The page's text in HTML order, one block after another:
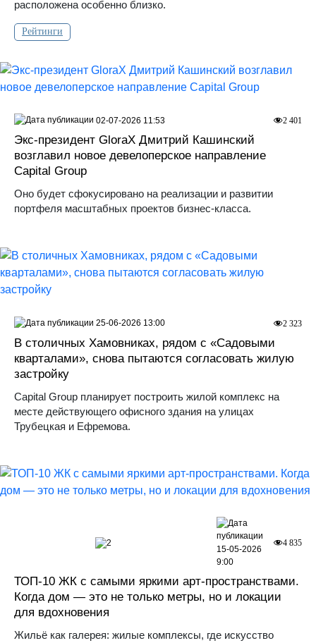
расположена особенно близко.
Рейтинги
Экс-президент GloraX Дмитрий Кашинский
возглавил новое девелоперское направление
Capital Group
Оно будет сфокусировано на реализации и развитии
портфеля масштабных проектов бизнес-класса.
2 401
02-07-2026 11:53
В столичных Хамовниках, рядом с «Садовыми
кварталами», снова пытаются согласовать жилую
застройку
Capital Group планирует построить жилой комплекс на
месте действующего офисного здания на улицах
Трубецкая и Ефремова.
2 323
25-06-2026 13:00
ТОП-10 ЖК с самыми яркими арт-пространствами.
Когда дом — это не только метры, но и локации
для вдохновения
Жильё как галерея: жилые комплексы, где искусство
2 4 835
15-05-2026
9:00